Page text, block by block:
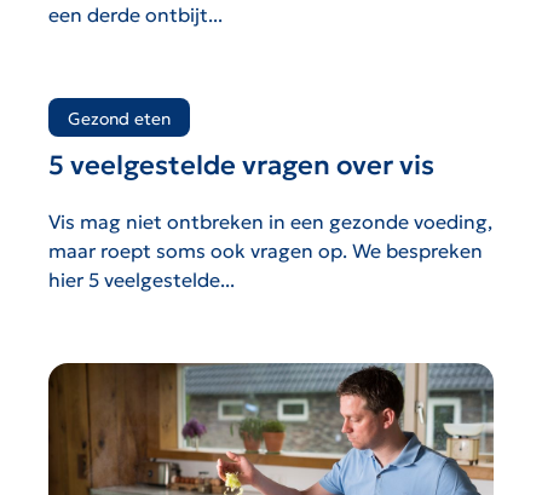
een derde ontbijt...
Gezond eten
5 veelgestelde vragen over vis
Vis mag niet ontbreken in een gezonde voeding,
maar roept soms ook vragen op. We bespreken
hier 5 veelgestelde...